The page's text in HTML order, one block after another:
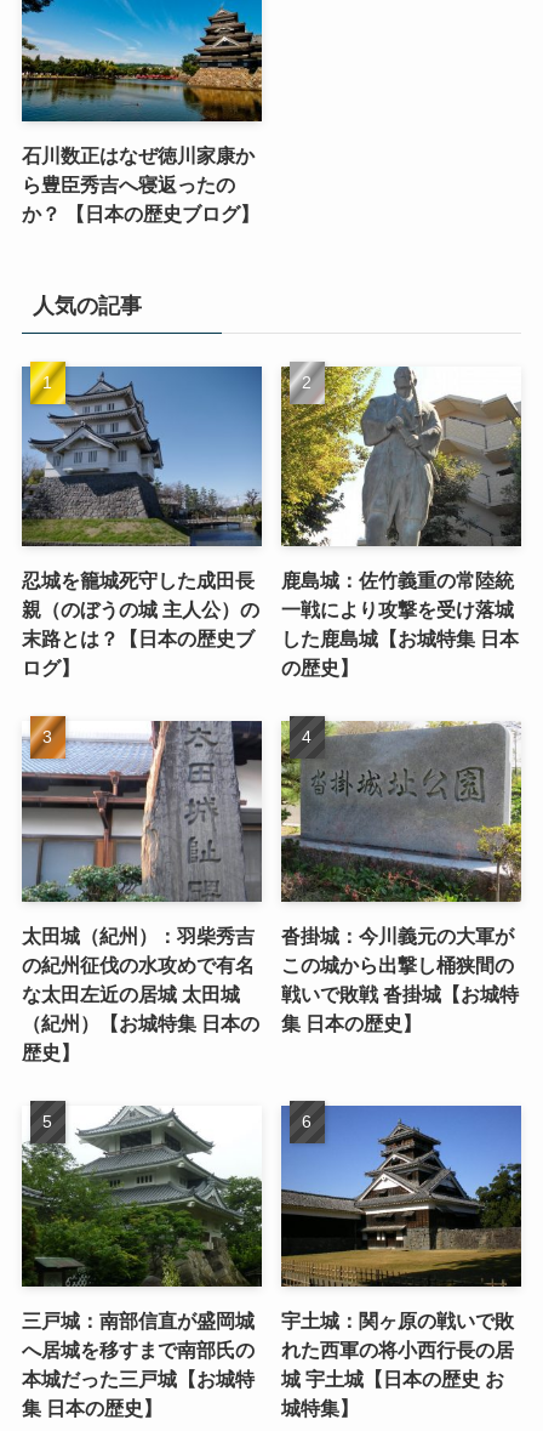
石川数正はなぜ徳川家康か
ら豊臣秀吉へ寝返ったの
か？ 【日本の歴史ブログ】
人気の記事
忍城を籠城死守した成田長
親（のぼうの城 主人公）の
末路とは？【日本の歴史ブ
ログ】
鹿島城：佐竹義重の常陸統
一戦により攻撃を受け落城
した鹿島城【お城特集 日本
の歴史】
太田城（紀州）：羽柴秀吉
の紀州征伐の水攻めで有名
な太田左近の居城 太田城
（紀州）【お城特集 日本の
歴史】
沓掛城：今川義元の大軍が
この城から出撃し桶狭間の
戦いで敗戦 沓掛城【お城特
集 日本の歴史】
三戸城：南部信直が盛岡城
へ居城を移すまで南部氏の
本城だった三戸城【お城特
集 日本の歴史】
宇土城：関ヶ原の戦いで敗
れた西軍の将小西行長の居
城 宇土城【日本の歴史 お
城特集】